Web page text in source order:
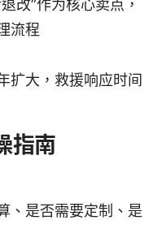
改”作为核心卖点，
流程
扩大，救援响应时间
指南
、是否需要定制、是